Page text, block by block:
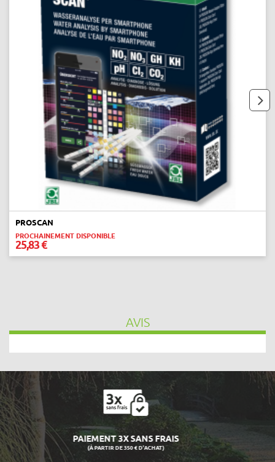
PROSCAN
PROCHAINEMENT DISPONIBLE
25,83 €
AVIS
LIVRAISON 24/48H